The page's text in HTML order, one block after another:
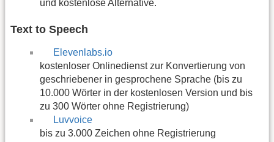
und kostenlose Alternative.
Text to Speech
Elevenlabs.io
kostenloser Onlinedienst zur Konvertierung von
geschriebener in gesprochene Sprache (bis zu
10.000 Wörter in der kostenlosen Version und bis
zu 300 Wörter ohne Registrierung)
Luvvoice
bis zu 3.000 Zeichen ohne Registrierung